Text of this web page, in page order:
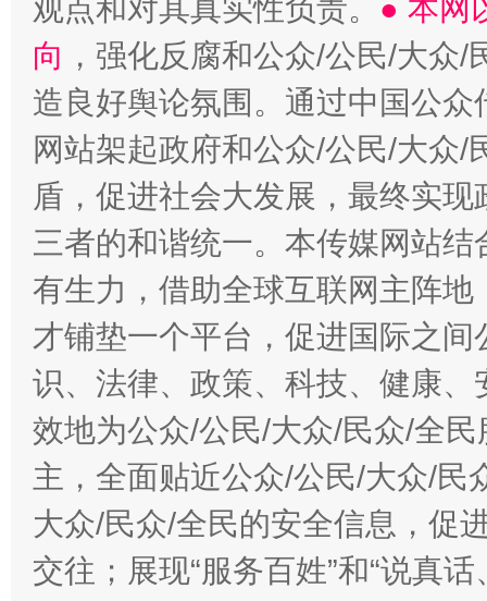
观点和对其真实性负责。 ● 本网
向 ，强化反腐和公众/公民/大众
造良好舆论氛围。通过中国公
网站架起政府和公众/公民/大众
盾，促进社会大发展，最终实
三者的和谐统一。本传媒网站
有生力，借助全球互联网主阵
才铺垫一个平台，促进国际之
识、法律、政策、科技、健康
效地为公众/公民/大众/民众/全
主，全面贴近公众/公民/大众/民
大众/民众/全民的安全信息，促
交往；展现“服务百姓”和“说真